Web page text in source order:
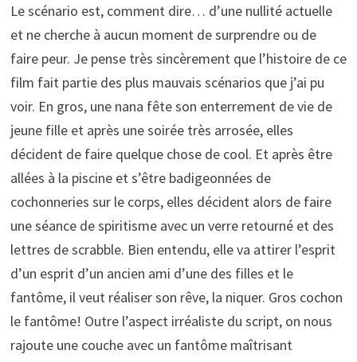
Le scénario est, comment dire… d’une nullité actuelle
et ne cherche à aucun moment de surprendre ou de
faire peur. Je pense très sincèrement que l’histoire de ce
film fait partie des plus mauvais scénarios que j’ai pu
voir. En gros, une nana fête son enterrement de vie de
jeune fille et après une soirée très arrosée, elles
décident de faire quelque chose de cool. Et après être
allées à la piscine et s’être badigeonnées de
cochonneries sur le corps, elles décident alors de faire
une séance de spiritisme avec un verre retourné et des
lettres de scrabble. Bien entendu, elle va attirer l’esprit
d’un esprit d’un ancien ami d’une des filles et le
fantôme, il veut réaliser son rêve, la niquer. Gros cochon
le fantôme! Outre l’aspect irréaliste du script, on nous
rajoute une couche avec un fantôme maîtrisant